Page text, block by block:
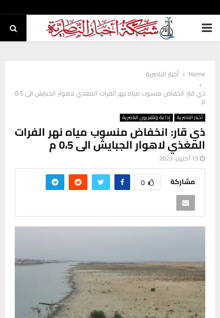
PRIMARY
Home
أخبار الناصرية
ذي قار: انخفاض منسوب مياه نهر الفرات المغذي لاهوار الجبايش الى 0،5
م
أخبار الناصرية إذاعة وتلفزيون الناصرية
ذي قار: انخفاض منسوب مياه نهر الفرات
المغذي لاهوار الجبايش الى 0،5 م
15 أكتوبر، 2023
مشاركة 0